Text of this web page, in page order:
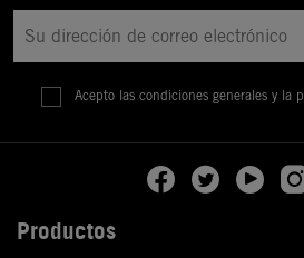
Acepto las condiciones generales y la
Productos